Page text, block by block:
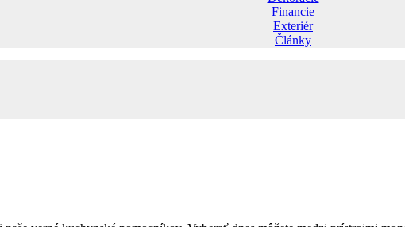
Financie
Exteriér
Články